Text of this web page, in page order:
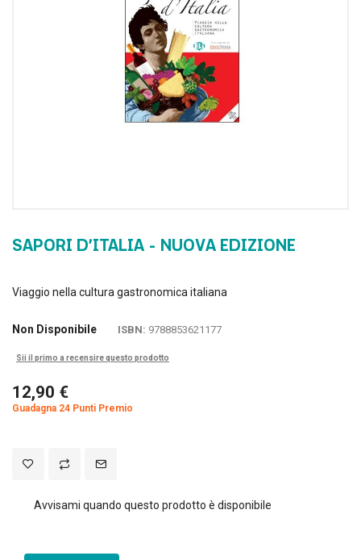
SAPORI D’ITALIA - NUOVA EDIZIONE
Non Disponibile ISBN: 9788853621177
Sii il primo a recensire questo prodotto
12,90 €
Guadagna 24 Punti Premio
Avvisami quando questo prodotto è disponibile
Viaggio nella cultura gastronomica italiana